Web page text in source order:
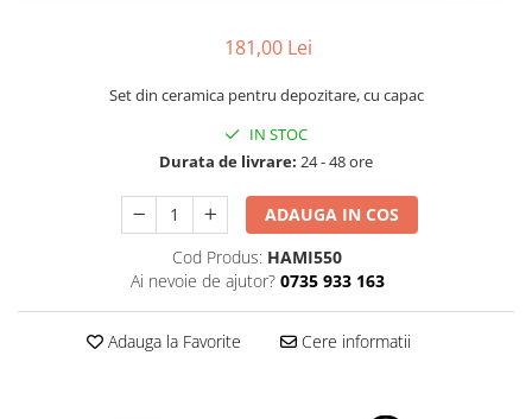
181,00 Lei
Set din ceramica pentru depozitare, cu capac
IN STOC
Durata de livrare: 24 - 48 ore
ADAUGA IN COS
Cod Produs: HAMI550
Ai nevoie de ajutor? 0735 933 163
Adauga la Favorite Cere informatii